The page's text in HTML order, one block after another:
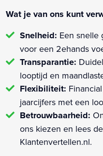
Wat je van ons kunt
Snelheid: Een snelle
voor een 2ehands
Transparantie:
looptijd en
Flexibiliteit:
jaarcijfers met een
Betrouwbaarheid:
ons kiezen en lees
Klantenvertellen.nl.